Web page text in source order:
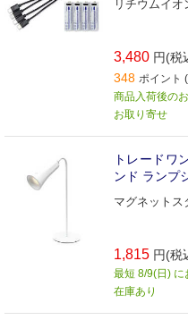
リチウムイ
3,480 円(税
348 ポイント
商品入荷後の
お取り寄せ
トレードワ
ンド ランプ
マグネットス
1,815 円(税
最短 8/9(日) に
在庫あり